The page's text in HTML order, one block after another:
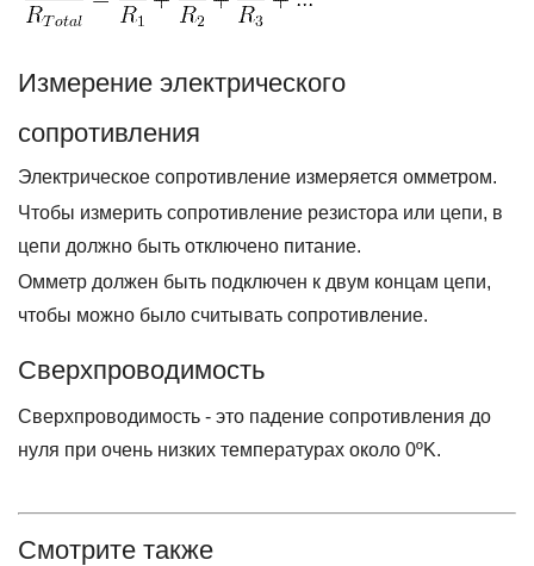
Измерение электрического
сопротивления
Электрическое сопротивление измеряется омметром.
Чтобы измерить сопротивление резистора или цепи, в
цепи должно быть отключено питание.
Омметр должен быть подключен к двум концам цепи,
чтобы можно было считывать сопротивление.
Сверхпроводимость
Сверхпроводимость - это падение сопротивления до
нуля при очень низких температурах около 0ºK.
Смотрите также